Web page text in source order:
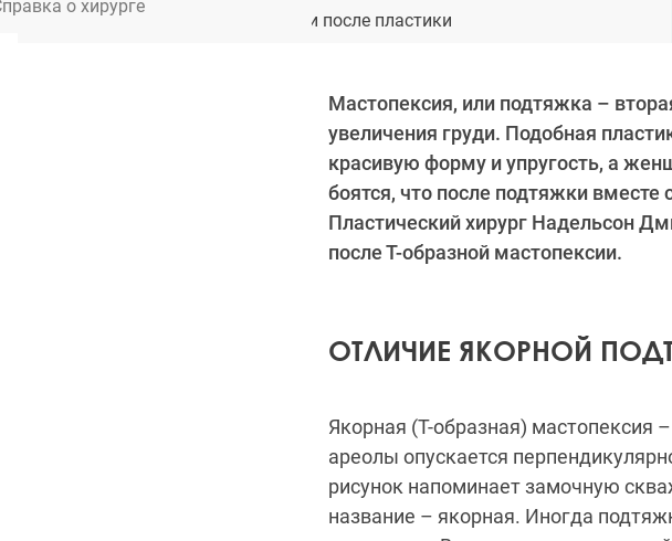
о хирурге
Алена Гаврилова: фото до и после пластики
Мастопексия, или подтяжка –
увеличения груди. Подобная
красивую форму и упругость, а
боятся, что после подтяжки
Пластический хирург Надельсон
после Т-образной мастопексии.
ОТЛИЧИЕ ЯКОРНОЙ
Якорная (Т-образная) мастопексия
ареолы опускается
рисунок напоминает замочную
название – якорная. Иногда